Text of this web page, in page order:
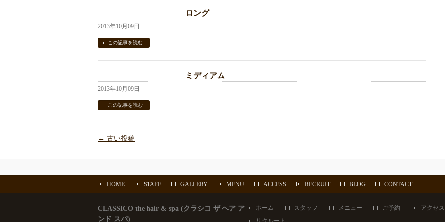
ロング
2013年10月09日
この記事を読む
ミディアム
2013年10月09日
この記事を読む
← 古い投稿
HOME STAFF GALLERY MENU ACCESS RECRUIT BLOG CONTACT
CLASSICO the hair & spa (クラシコ ザ ヘア ア
ンド スパ)
ホーム スタッフ メニュー ご予約 アクセス
リクルート